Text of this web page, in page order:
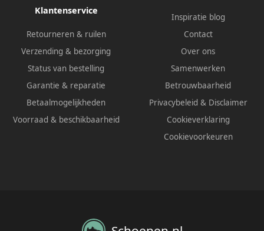
Klantenservice
Retourneren & ruilen
Verzending & bezorging
Status van bestelling
Garantie & reparatie
Betaalmogelijkheden
Voorraad & beschikbaarheid
Inspiratie blog
Contact
Over ons
Samenwerken
Betrouwbaarheid
Privacybeleid & Disclaimer
Cookieverklaring
Cookievoorkeuren